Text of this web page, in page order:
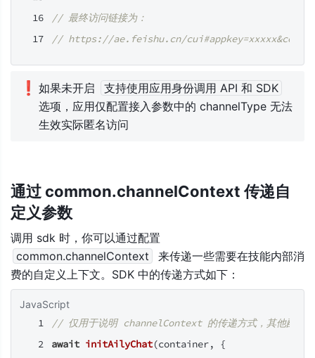
// 最终访问链接为：
// https://ae.feishu.cn/
❗ 如果未开启
支持使用应用身份调用 API 和 SDK
选项，应用仅配置接入参数中的 channelType 无法
生效实际匿名访问
通过 common.channelContext 传递自
定义参数
common.channelContext
来传递一些需要在技能内部消
费的自定义上下文。SDK 中的传递方式如下：
JavaScript
// 仅用于说明 channelContext 的传递方式，其他配置项
await initAilyChat(container, {